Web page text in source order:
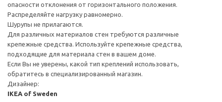
опасности отклонения от горизонтального положения.
Распределяйте нагрузку равномерно.
Шурупы не прилагаются.
Для различных материалов стен требуются различные
крепежные средства. Используйте крепежные средства,
подходящие для материала стен в вашем доме.
Если Вы не уверены, какой тип креплений использовать,
обратитесь в специализированный магазин.
Дизайнер:
IKEA of Sweden